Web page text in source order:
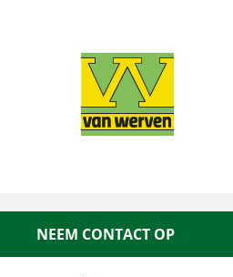
NEEM CONTACT OP